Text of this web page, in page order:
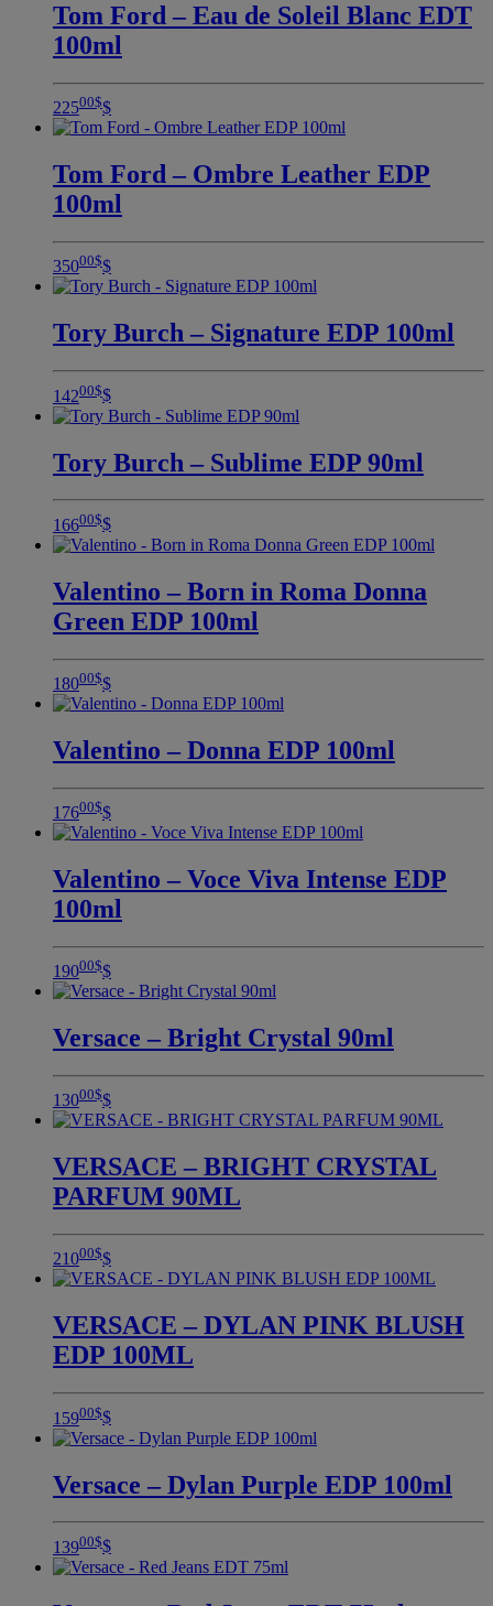
Tom Ford – Eau de Soleil Blanc EDT
100ml
22500$$
Tom Ford – Ombre Leather EDP
100ml
35000$$
Tory Burch – Signature EDP 100ml
14200$$
Tory Burch – Sublime EDP 90ml
16600$$
Valentino – Born in Roma Donna
Green EDP 100ml
18000$$
Valentino – Donna EDP 100ml
17600$$
Valentino – Voce Viva Intense EDP
100ml
19000$$
Versace – Bright Crystal 90ml
13000$$
VERSACE – BRIGHT CRYSTAL
PARFUM 90ML
21000$$
VERSACE – DYLAN PINK BLUSH
EDP 100ML
15900$$
Versace – Dylan Purple EDP 100ml
13900$$